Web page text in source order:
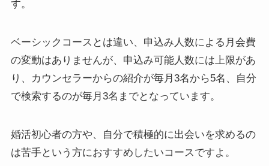
す。
ベーシックコースとは違い、申込み人数による月会費
の変動はありませんが、申込み可能人数には上限があ
り、カウンセラーからの紹介が毎月3名から5名、自分
で検索するのが毎月3名までとなっています。
婚活初心者の方や、自分で積極的に出会いを求めるの
は苦手という方におすすめしたいコースですよ。